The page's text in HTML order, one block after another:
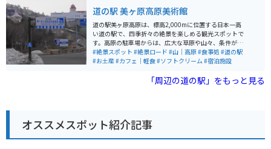
ており、ロマンチックなひとときを過ごせます。 また、
道の駅周辺には、温泉施設も点在しています。ツーリン
グで疲れた体を癒やすのに最適です。
た手打ちそばです。 バイクで訪れる場合、道の駅には
広々とした駐車場が完備されているので安心です。周辺
には、戸隠神社や黒姫高原など、観光スポットも点在し
ているので、ツーリングの拠点としても最適です。道の
駅から続くワインディングロードは、景色も良く、バイ
クで走るのが気持ち良い道です。
道の駅 美ヶ原高原美術館
道の駅美ヶ原高原は、標高2,000mに位置する日本一高
い道の駅で、四季折々の絶景を楽しめる観光スポットで
す。高原の駐車場からは、広大な草原や山々、条件が良
ければ雲海や日の出を望むことができ、北アルプス、南
アルプス、浅間山、富士山まで360度のパノラマが広が
かな風景を楽しめ、避暑地としても人気です。 美ヶ原高
街灯のない山道が長く続き、冬季は通行止めとなるため
注意が必要です。
#絶景スポット #絶景ロード #山｜高原#食事処 #道の駅
#お土産#カフェ｜軽食#ソフトクリーム#宿泊施設
「周辺の道の駅」をもっと見る
オススメスポット紹介記事